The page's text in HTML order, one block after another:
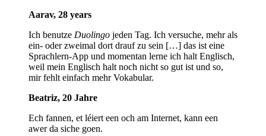
Aarav, 28 years
Ich benutze Duolingo jeden Tag. Ich versuche, mehr als
ein- oder zweimal dort drauf zu sein […] das ist eine
Sprachlern-App und momentan lerne ich halt Englisch,
weil mein Englisch halt noch nicht so gut ist und so,
mir fehlt einfach mehr Vokabular.
Beatriz, 20 Jahre
Ech fannen, et léiert een och am Internet, kann een
awer da siche goen.